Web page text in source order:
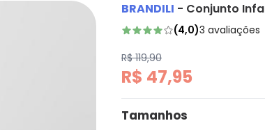
BRANDILI - Conjunto
(4,0)3 avaliações
R$ 119,90
R$ 47,95
Tamanhos